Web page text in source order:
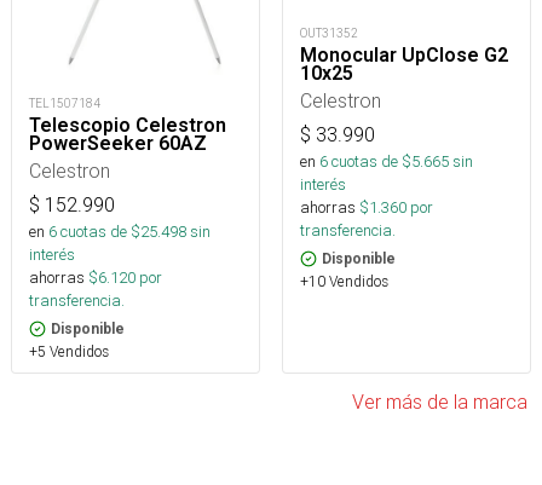
TEL1507184
Telescopio Celestron
PowerSeeker 60AZ
Celestron
$ 152.990
en 6cuotas de $25.498sin
interés
ahorras $6.120 por
transferencia.
Disponible
+5 Vendidos
OUT31352
Monocular UpClose G2
10x25
Celestron
$ 33.990
en 6cuotas de $5.665sin
interés
ahorras $1.360 por
transferencia.
Disponible
+10 Vendidos
Ver más de la marca